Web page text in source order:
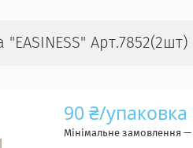
Арт.7852(2шт)
90 ₴/упаковка
Мінімальне замовлення —